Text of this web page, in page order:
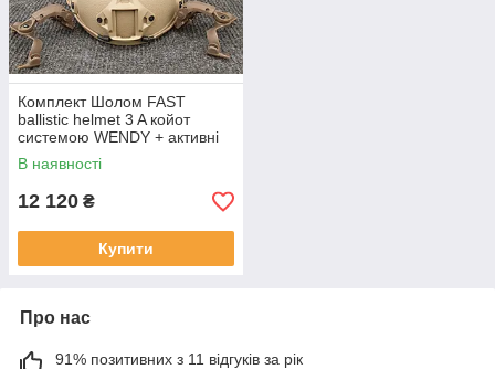
Комплект Шолом FAST
ballistic helmet 3 A койот
системою WENDY + активні
навушники Walkers з
кріпленням чебурашки
В наявності
12 120 ₴
Купити
Про нас
91% позитивних з 11 відгуків за рік